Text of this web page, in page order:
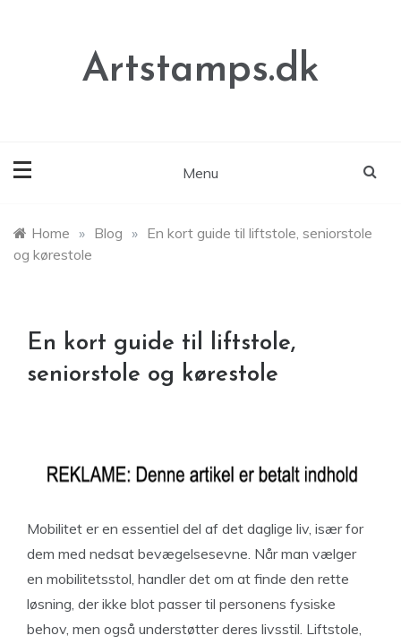
Artstamps.dk
Menu
Home » Blog » En kort guide til liftstole, seniorstole
og kørestole
En kort guide til liftstole,
seniorstole og kørestole
Mobilitet er en essentiel del af det daglige liv, især for
dem med nedsat bevægelsesevne. Når man vælger
en mobilitetsstol, handler det om at finde den rette
løsning, der ikke blot passer til personens fysiske
behov, men også understøtter deres livsstil. Liftstole,